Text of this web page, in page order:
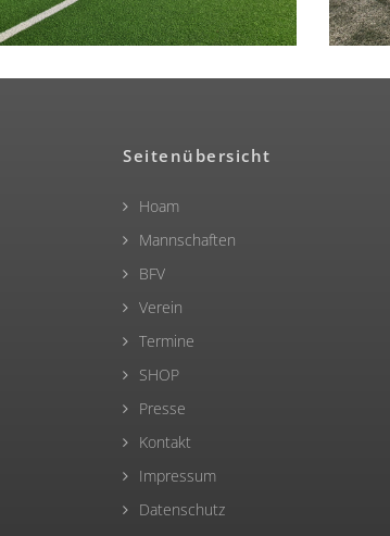
Seitenübersicht
Hoam
Mannschaften
BFV
Verein
Termine
SHOP
Presse
Kontakt
Impressum
Datenschutz